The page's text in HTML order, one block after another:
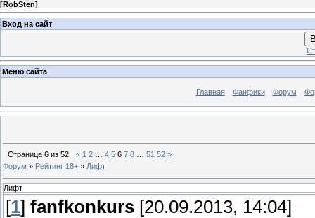
[RobSten]
Вход на сайт
Меню сайта
Главная Фанфики Форум
Страница 6 из 52 « 1 2 4 5 6 7 8 51 52 »
Форум » Рейтинг 18+ » Лифт
Лифт
[1] fanfkonkurs [20.09.2013, 14:04]